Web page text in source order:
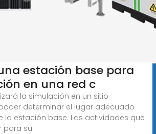
estación base para
en una red c
la simulación en un sitio
determinar el lugar adecuado
la estación base. Las actividades que
para su